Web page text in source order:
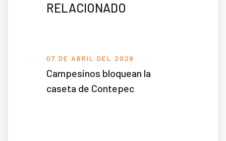
RELACIONADO
07 DE ABRIL DEL 2026
Campesinos bloquean la
caseta de Contepec